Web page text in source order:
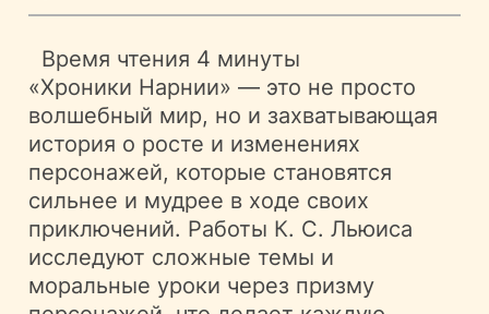
Время чтения 4 минуты
«Хроники Нарнии» — это не просто
волшебный мир, но и захватывающая
история о росте и изменениях
персонажей, которые становятся
сильнее и мудрее в ходе своих
приключений. Работы К. С. Льюиса
исследуют сложные темы и
моральные уроки через призму